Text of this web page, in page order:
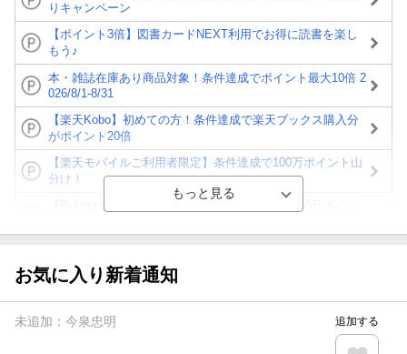
りキャンペーン
【ポイント3倍】図書カードNEXT利用でお得に読書を楽し
もう♪
本・雑誌在庫あり商品対象！条件達成でポイント最大10倍 2
026/8/1-8/31
【楽天Kobo】初めての方！条件達成で楽天ブックス購入分
がポイント20倍
【楽天モバイルご利用者限定】条件達成で100万ポイント山
分け！
が当たる！
楽天モバイル紹介キャンペーンの拡散で300円OFFクーポン
お気に入り新着通知
未追加： 今泉忠明 追加する